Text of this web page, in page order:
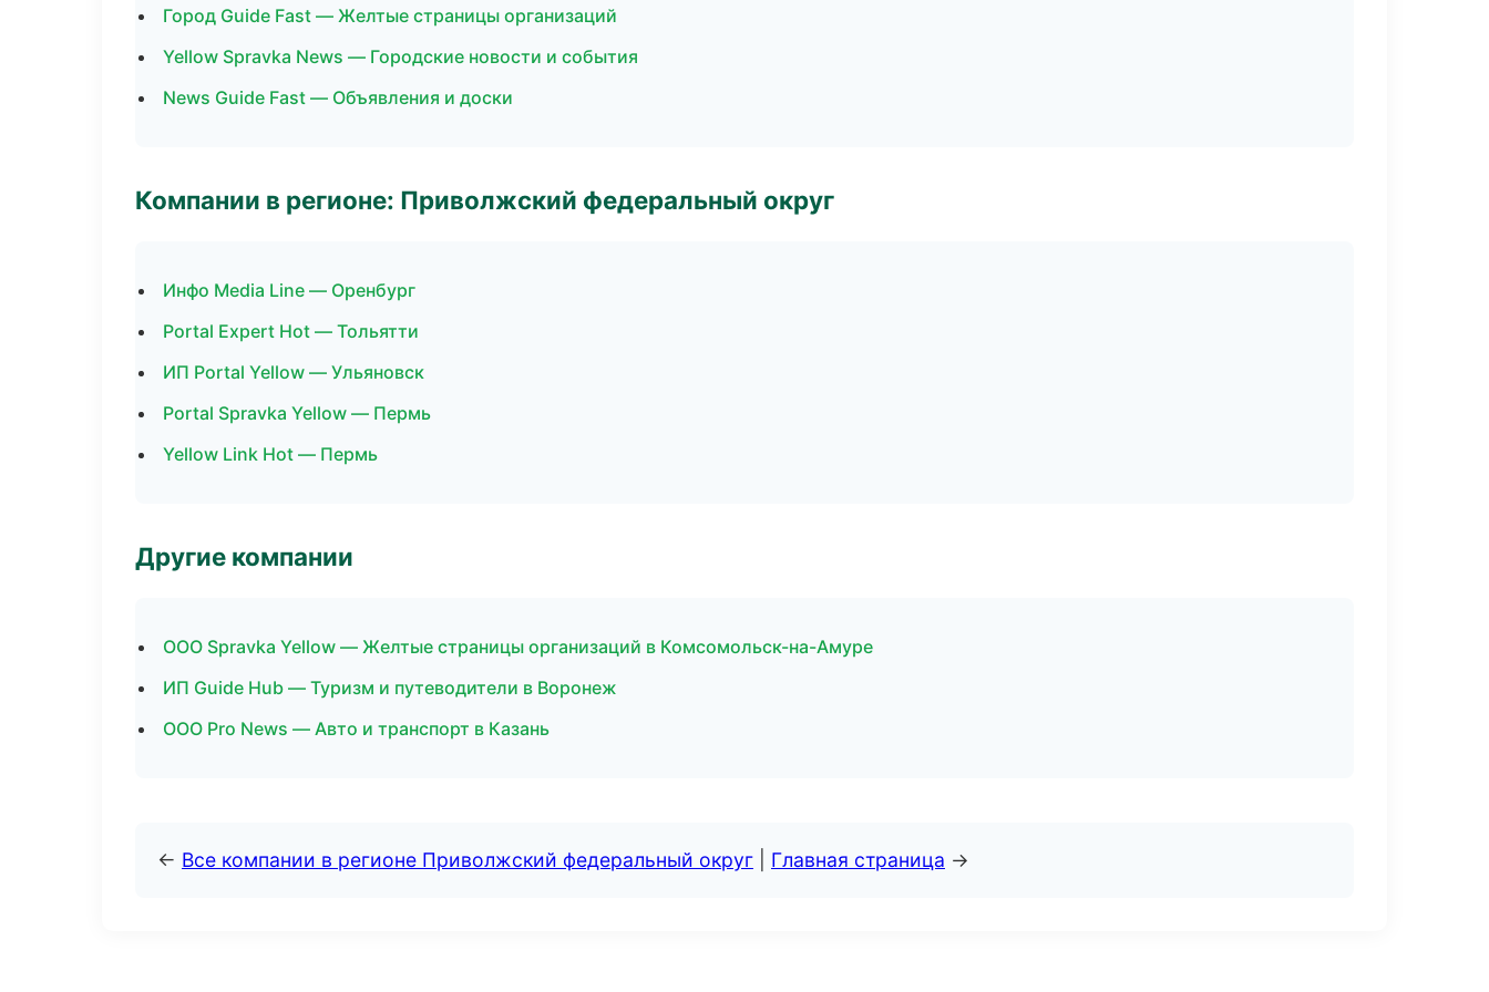
Город Guide Fast — Желтые страницы организаций
Yellow Spravka News — Городские новости и события
News Guide Fast — Объявления и доски
Компании в регионе: Приволжский федеральный округ
Инфо Media Line — Оренбург
Portal Expert Hot — Тольятти
ИП Portal Yellow — Ульяновск
Portal Spravka Yellow — Пермь
Yellow Link Hot — Пермь
Другие компании
ООО Spravka Yellow — Желтые страницы организаций в Комсомольск-на-Амуре
ИП Guide Hub — Туризм и путеводители в Воронеж
ООО Pro News — Авто и транспорт в Казань
← Все компании в регионе Приволжский федеральный округ Главная страница →